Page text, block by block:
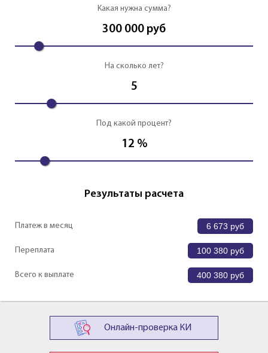
Какая нужна сумма?
300 000 руб
На сколько лет?
5
Под какой процент?
12 %
Результаты расчета
Платеж в месяц 6 673 руб
Переплата 100 380 руб
Всего к выплате 400 380 руб
Онлайн-проверка КИ